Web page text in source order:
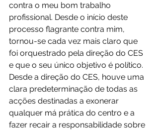
contra o meu bom trabalho
profissional. Desde o início deste
processo flagrante contra mim,
tornou-se cada vez mais claro que
foi orquestrado pela direção do CES
e que o seu único objetivo é político.
Desde a direção do CES, houve uma
clara predeterminação de todas as
acções destinadas a exonerar
qualquer má prática do centro e a
fazer recair a responsabilidade sobre